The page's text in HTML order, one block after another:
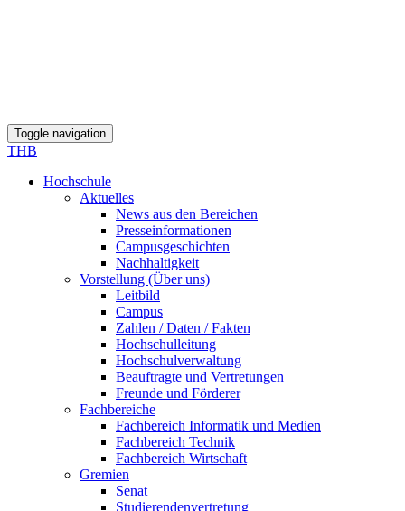
Toggle navigation
THB
Hochschule
Aktuelles
News aus den Bereichen
Presseinformationen
Campusgeschichten
Nachhaltigkeit
Vorstellung (Über uns)
Leitbild
Campus
Zahlen / Daten / Fakten
Hochschulleitung
Hochschulverwaltung
Beauftragte und Vertretungen
Freunde und Förderer
Fachbereiche
Fachbereich Informatik und Medien
Fachbereich Technik
Fachbereich Wirtschaft
Gremien
Senat
Studierendenvertretung